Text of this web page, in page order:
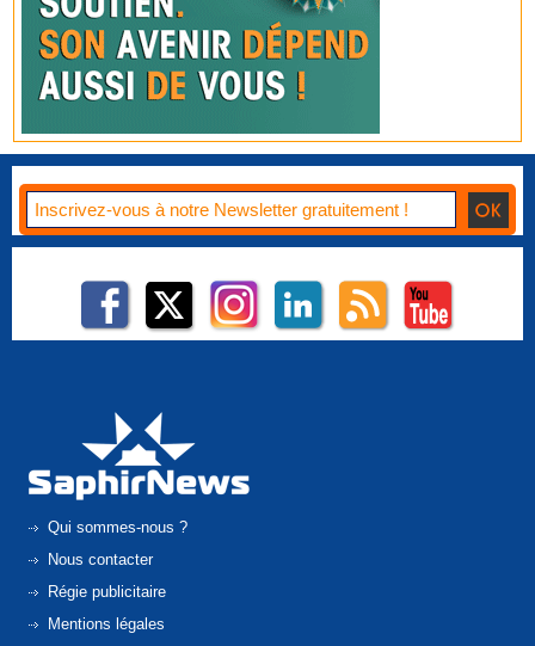
Qui sommes-nous ?
Nous contacter
Régie publicitaire
Mentions légales